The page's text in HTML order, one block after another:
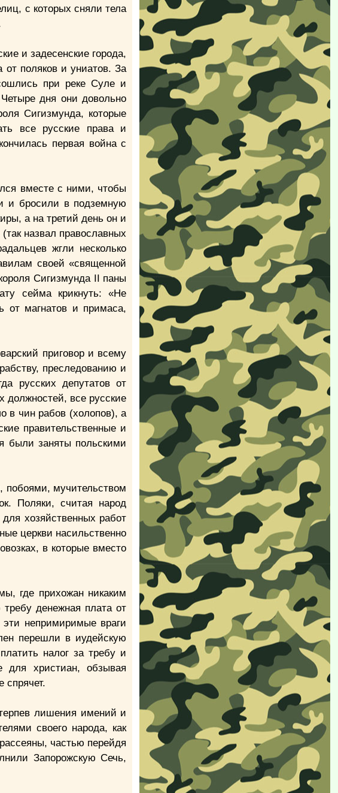
с которых сняли тела
и задесенские города,
поляков и униатов. За
при реке Суле и
дня они довольно
Сигизмунда, которые
все русские права и
первая война с
вместе с ними, чтобы
и бросили в подземную
а на третий день он и
назвал православных
жгли несколько
своей «священной
Сигизмунда II паны
сейма крикнуть: «Не
от магнатов и примаса,
приговор и всему
преследованию и
русских депутатов от
должностей, все русские
в чин рабов (холопов), а
правительственные и
были заняты польскими
мучительством
Поляки, считая народ
хозяйственных работ
церкви насильственно
в которые вместо
где прихожан никаким
денежная плата от
непримиримые враги
перешли в иудейскую
налог за требу и
христиан, обзывая
спрячет.
лишения имений и
своего народа, как
частью перейдя
Запорожскую Сечь,